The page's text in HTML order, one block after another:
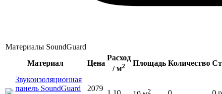
Материалы SoundGuard
Материал
Цена
Расход
/ м2 Площадь Количество
Звукоизоляционная
панель SoundGuard
2079
2